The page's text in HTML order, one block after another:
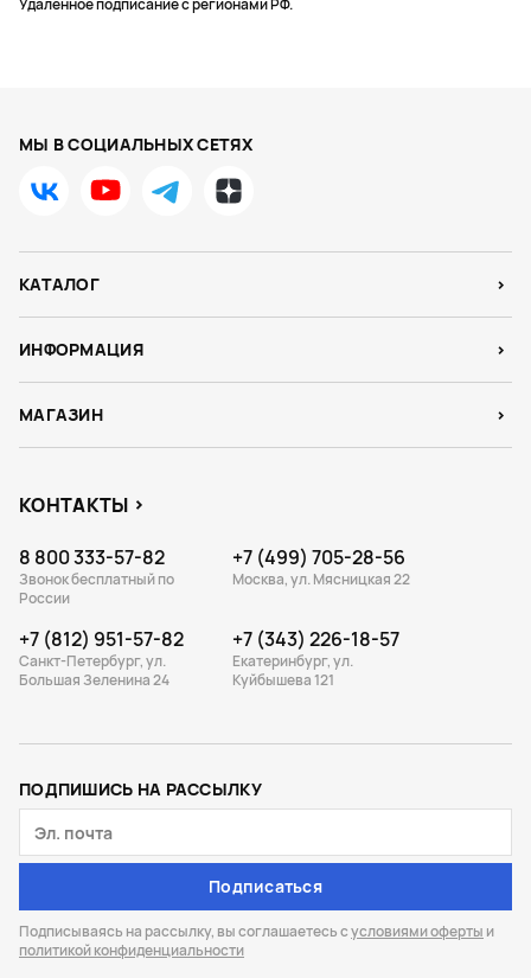
МЫ В СОЦИАЛЬНЫХ СЕТЯХ
КАТАЛОГ
ИНФОРМАЦИЯ
МАГАЗИН
КОНТАКТЫ
8 800 333-57-82
Звонок бесплатный по
России
+7 (499) 705-28-56
Москва, ул. Мясницкая 22
+7 (812) 951-57-82
Санкт-Петербург, ул.
Большая Зеленина 24
+7 (343) 226-18-57
Екатеринбург, ул.
Куйбышева 121
ПОДПИШИСЬ НА РАССЫЛКУ
Подписаться
Подписываясь на рассылку, вы соглашаетесь сусловиями оферты и
политикой конфиденциальности